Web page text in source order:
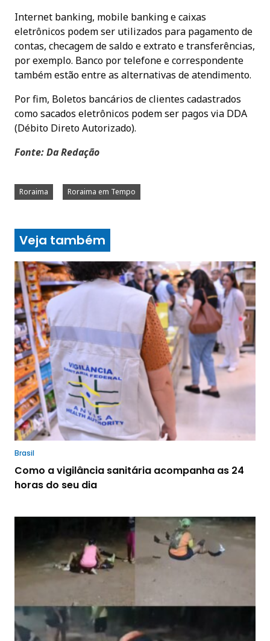
Internet banking, mobile banking e caixas
eletrônicos podem ser utilizados para pagamento de
contas, checagem de saldo e extrato e transferências,
por exemplo. Banco por telefone e correspondente
também estão entre as alternativas de atendimento.
Por fim, Boletos bancários de clientes cadastrados
como sacados eletrônicos podem ser pagos via DDA
(Débito Direto Autorizado).
Fonte: Da Redação
Roraima Roraima em Tempo
Veja também
Brasil
Como a vigilância sanitária acompanha as 24
horas do seu dia